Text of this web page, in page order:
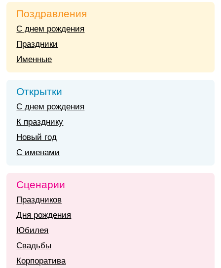
Поздравления
С днем рождения
Праздники
Именные
Открытки
С днем рождения
К празднику
Новый год
С именами
Сценарии
Праздников
Дня рождения
Юбилея
Свадьбы
Корпоратива